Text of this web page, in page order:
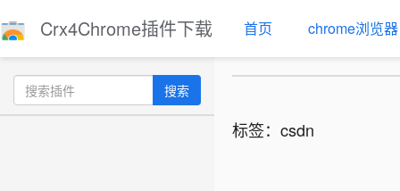
Crx4Chrome插件下载 首页 chrome浏览器
搜索
标签：csdn